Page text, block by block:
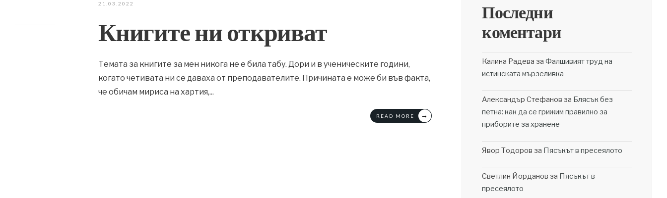
21.03.2022
Книгите ни откриват
Темата за книгите за мен никога не е била табу. Дори и в ученическите години,
когато четивата ни се даваха от преподавателите. Причината е може би във факта,
че обичам мириса на хартия,...
READ MORE →
Последни
коментари
Калина Радева заФалшивият труд на
истинската мързеливка
Александър Стефанов за Блясък без
петна: как да се грижим правилно за
приборите за хранене
Явор Тодоров за Пясъкът в пресеялото
Светлин Йорданов за Пясъкът в
пресеялото